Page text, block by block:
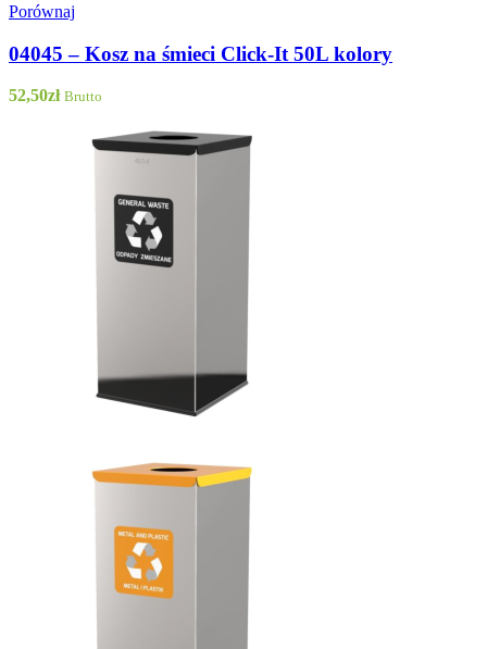
Porównaj
04045 – Kosz na śmieci Click-It 50L kolory
52,50zł Brutto